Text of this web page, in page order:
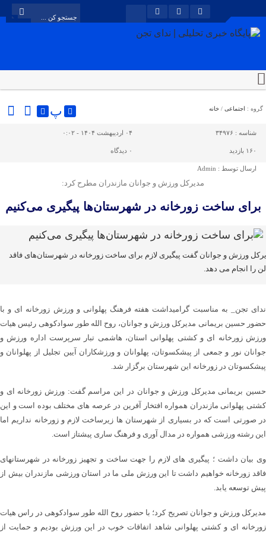
گروه : اجتماعی / خانه پ
شناسه : ۳۴۹۷۶ ۰۴ اردیبهشت ۱۴۰۴ - ۰:۰۲
۱۶۰ بازدید ۰ دیدگاه
ارسال توسط : Admin
مدیرکل ورزش و جوانان مازندران مطرح کرد:
برای ساخت زورخانه در شهرستان‌ها پیگیری می‌کنیم
ورزش و جوانان گفت پیگیری لازم برای ساخت زورخانه در شهرستان‌های فاقد
را انجام می دهد.
ندای تجن_ به مناسبت گرامیداشت هفته فرهنگ پهلوانی و ورزش زورخانه ای و با
حضور حسین بریمانی مدیرکل ورزش و جوانان، روح الله طور سوادکوهی رئیس هیات
ورزش زورخانه ای و کشتی پهلوانی استان، هاشمی تبار سرپرست اداره ورزش و
جوانان نور و جمعی از پیشکسوتان، پهلوانان و ورزشکاران آیین تجلیل از پهلوانان و
پیشکسوتان در زورخانه این شهرستان برگزار شد.
حسین بریمانی مدیرکل ورزش و جوانان در این مراسم گفت: ورزش زورخانه ای و
کشتی پهلوانی مازندران همواره افتخار آفرین در عرصه های مختلف بوده است و این
در صورتی است که در بسیاری از شهرستان ها زیرساخت لازم و زورخانه نداریم اما
این رشته ورزشی همواره در مدال آوری و فرهنگ ساری پیشتاز است.
وی بیان داشت ؛ پیگیری های لازم را جهت ساخت و تجهیز زورخانه در شهرستانهای
فاقد زورخانه خواهیم داشت تا این ورزش ملی ما در استان ورزشی مازندران بیش از
پیش توسعه یابد.
مدیرکل ورزش و جوانان تصریح کرد؛ با حضور روح الله طور سوادکوهی در راس هیات
زورخانه ای و کشتی پهلوانی شاهد اتفاقات خوب در این ورزش بودیم و حمایت از